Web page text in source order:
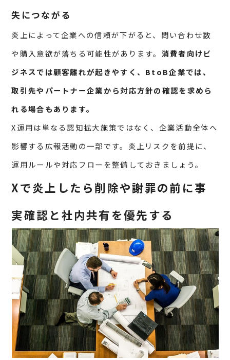
失につながる
炎上によって企業への信頼が下がると、問い合わせ数
や購入意欲が落ちる可能性があります。 消費者向けビ
ジネスでは顧客離れが起きやすく、BtoB企業では、
取引先やパートナー企業から対応方針の確認を求めら
れる場合もあります。
X運用は単なる認知拡大施策ではなく、企業活動全体へ
影響する広報活動の一部です。炎上リスクを前提に、
運用ルールや対応フローを整備しておきましょう。
Xで炎上したら削除や謝罪の前に事
実確認と社内共有を優先する